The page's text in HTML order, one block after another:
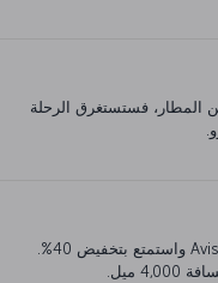
المطار، فستستغرق الرحلة
ابدأ رحلتك مع مزايا إضافية. استأجر سيارة من Avis واستمتع بتخفيض 40%.